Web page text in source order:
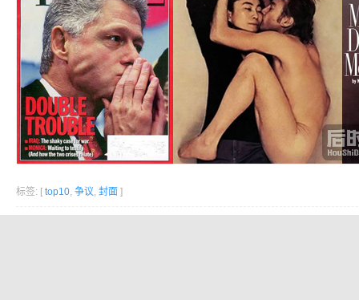
标签: [ top10, 争议, 封面 ]